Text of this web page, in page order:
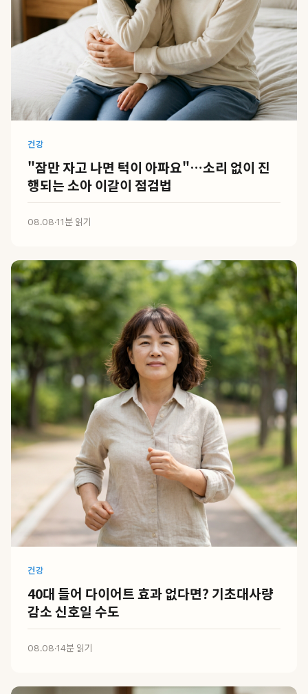
건강
"잠만 자고 나면 턱이 아파요"…소리 없이 진
행되는 소아 이갈이 점검법
08.08·11분 읽기
건강
40대 들어 다이어트 효과 없다면? 기초대사량
감소 신호일 수도
08.08·14분 읽기